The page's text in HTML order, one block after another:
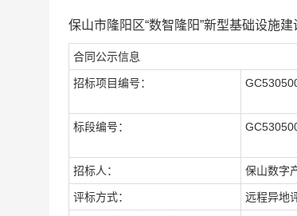
保山市隆阳区“数智隆阳”新型基础设施
合同公示信息
招标项目编号：
标段编号：
招标人： 保山数字
评标方式： 远程异地